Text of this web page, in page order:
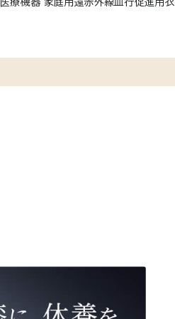
療機器 家庭用遠赤外線血行促進用衣